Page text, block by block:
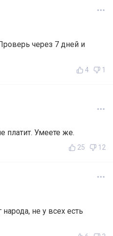
через 7 дней и
4 1
платит. Умеете же.
25 12
не у всех есть